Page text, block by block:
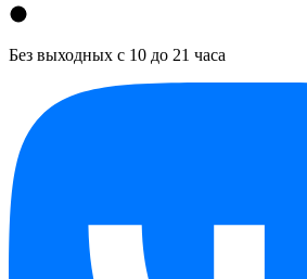
Без выходных с 10 до 21 часа